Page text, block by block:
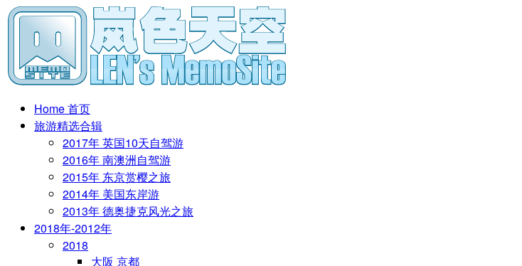
Home 首页
旅游精选合辑
2017年 英国10天自驾游
2016年 南澳洲自驾游
2015年 东京赏樱之旅
2014年 美国东岸游
2013年 德奥捷克风光之旅
2018年-2012年
2018
大阪 京都